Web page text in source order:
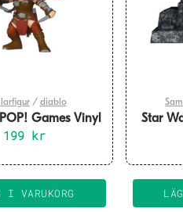
/ diablo
Games Vinyl
Rogue 9 cm
199 kr
I VARUKORG
Star